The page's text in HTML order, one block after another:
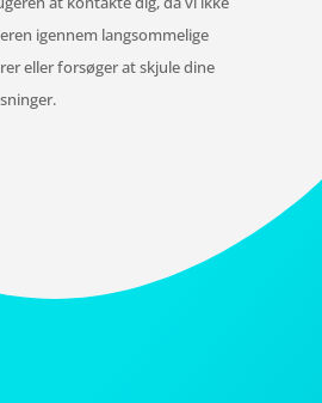
igennem langsommelige
eller forsøger at skjule dine